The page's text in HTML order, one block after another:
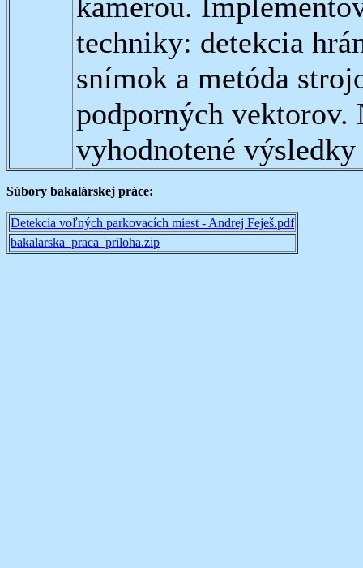
techniky: detekcia
snímok a metóda
podporných vektorov.
vyhodnotené
Súbory bakalárskej práce:
Detekcia voľných parkovacích miest - Andrej Feješ.pdf
bakalarska_praca_priloha.zip